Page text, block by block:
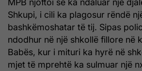
Shkupi, i cili ka plagosur rëndë
bashkëmoshatar të tij. Sipas
ndodhur në një shkollë fillore në
Babës, kur i mituri ka hyrë në
mjet të mprehtë ka sulmuar një